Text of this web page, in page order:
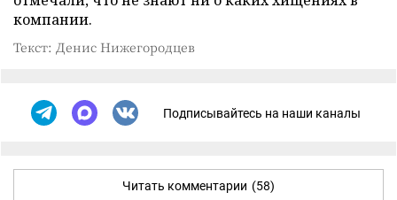
компании.
Текст: Денис Нижегородцев
Подписывайтесь на наши каналы
Читать комментарии (58)